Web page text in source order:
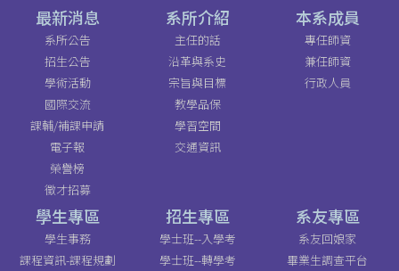
最新消息
系所公告
招生公告
學術活動
國際交流
課輔/補課申請
電子報
榮譽榜
徵才招募
系所介紹
主任的話
沿革與系史
宗旨與目標
教學品保
學習空間
交通資訊
本系成員
專任師資
兼任師資
行政人員
學生專區
學生事務
課程資訊-課程規劃
招生專區
學士班--入學考
學士班--轉學考
系友專區
系友回娘家
畢業生調查平台